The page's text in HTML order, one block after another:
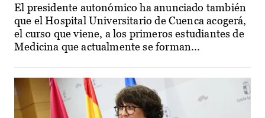
El presidente autonómico ha anunciado también
que el Hospital Universitario de Cuenca acogerá,
el curso que viene, a los primeros estudiantes de
Medicina que actualmente se forman...